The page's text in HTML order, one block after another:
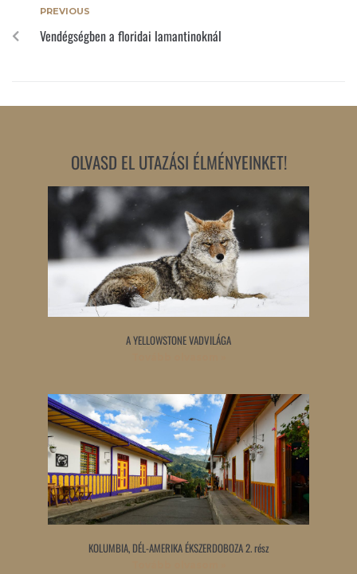
PREVIOUS
Vendégségben a floridai lamantinoknál
OLVASD EL UTAZÁSI ÉLMÉNYEINKET!
A YELLOWSTONE VADVILÁGA
KOLUMBIA, DÉL-AMERIKA ÉKSZERDOBOZA 2. rész